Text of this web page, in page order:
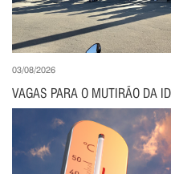
03/08/2026
VAGAS PARA O MUTIRÃO DA